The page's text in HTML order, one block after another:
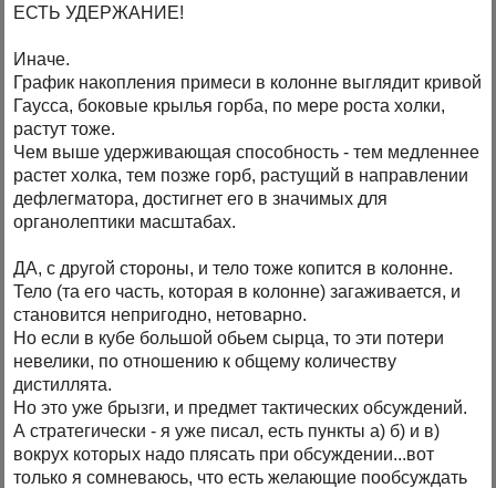
ЕСТЬ УДЕРЖАНИЕ!
Иначе.
График накопления примеси в колонне выглядит кривой
Гаусса, боковые крылья горба, по мере роста холки,
растут тоже.
Чем выше удерживающая способность - тем медленнее
растет холка, тем позже горб, растущий в направлении
дефлегматора, достигнет его в значимых для
органолептики масштабах.
ДА, с другой стороны, и тело тоже копится в колонне.
Тело (та его часть, которая в колонне) загаживается, и
становится непригодно, нетоварно.
Но если в кубе большой обьем сырца, то эти потери
невелики, по отношению к общему количеству
дистиллята.
Но это уже брызги, и предмет тактических обсуждений.
А стратегически - я уже писал, есть пункты а) б) и в)
вокрух которых надо плясать при обсуждении...вот
только я сомневаюсь, что есть желающие пообсуждать